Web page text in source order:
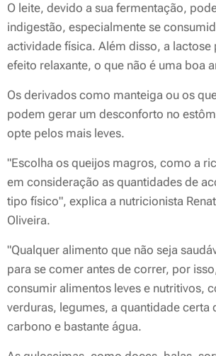
O leite, devido a sua fermentação,
indigestão, especialmente se
actividade física. Além disso, a lactose
efeito relaxante, o que não é uma boa
Os derivados como manteiga ou os
podem gerar um desconforto no
opte pelos mais leves.
"Escolha os queijos magros, como a
em consideração as quantidades de
tipo físico", explica a nutricionista
Oliveira.
"Qualquer alimento que não seja
para se comer antes de correr, por
consumir alimentos leves e nutritivos,
verduras, legumes, a quantidade certa
carbono e bastante água.